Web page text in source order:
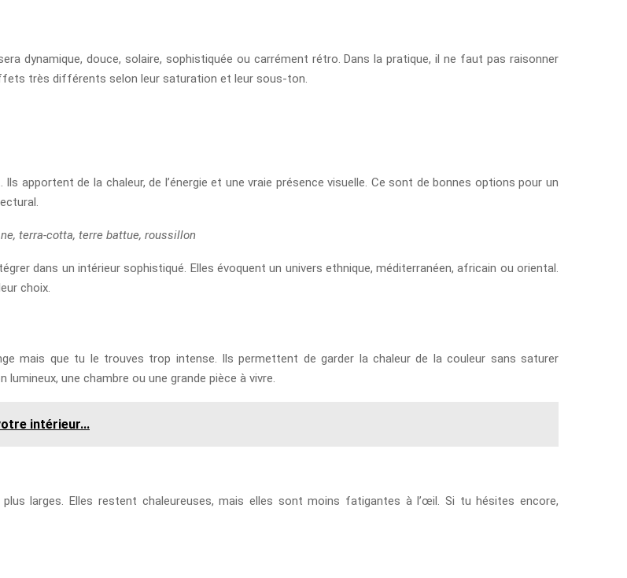
dynamique, douce, solaire, sophistiquée ou carrément rétro. Dans la pratique, il ne faut pas raisonner
très différents selon leur saturation et leur sous-ton.
de la chaleur, de l’énergie et une vraie présence visuelle. Ce sont de bonnes options pour un
terra-cotta, terre battue, roussillon
dans un intérieur sophistiqué. Elles évoquent un univers ethnique, méditerranéen, africain ou oriental.
choix.
mais que tu le trouves trop intense. Ils permettent de garder la chaleur de la couleur sans saturer
une chambre ou une grande pièce à vivre.
intérieur...
larges. Elles restent chaleureuses, mais elles sont moins fatigantes à l’œil. Si tu hésites encore,